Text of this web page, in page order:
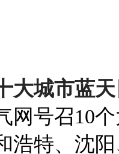
大城市蓝
网号召10
浩特、沈